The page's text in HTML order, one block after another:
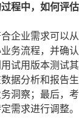
程中，如何评
企业需求可以
务流程，并确
试用版本测试
据分析和报告
洞察；最后，
需求进行调整。